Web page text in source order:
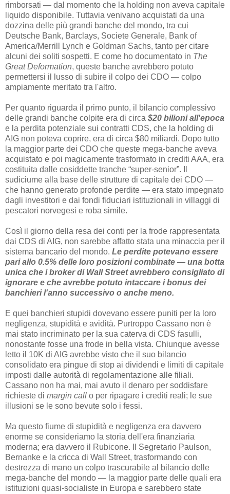
rimborsati — dal momento che la holding non aveva capitale
liquido disponibile. Tuttavia venivano acquistati da una
dozzina delle più grandi banche del mondo, tra cui
Deutsche Bank, Barclays, Societe Generale, Bank of
America/Merrill Lynch e Goldman Sachs, tanto per citare
alcuni dei soliti sospetti. E come ho documentato in The
Great Deformation, queste banche avrebbero potuto
permettersi il lusso di subire il colpo dei CDO — colpo
ampiamente meritato tra l'altro.
Per quanto riguarda il primo punto, il bilancio complessivo
delle grandi banche colpite era di circa $20 bilioni all'epoca
e la perdita potenziale sui contratti CDS, che la holding di
AIG non poteva coprire, era di circa $80 miliardi. Dopo tutto
la maggior parte dei CDO che queste mega-banche aveva
acquistato e poi magicamente trasformato in crediti AAA, era
costituita dalle cosiddette tranche “super-senior”. Il
sudiciume alla base delle strutture di capitale dei CDO —
che hanno generato profonde perdite — era stato impegnato
dagli investitori e dai fondi fiduciari istituzionali in villaggi di
pescatori norvegesi e roba simile.
Così il giorno della resa dei conti per la frode rappresentata
dai CDS di AIG, non sarebbe affatto stata una minaccia per il
sistema bancario del mondo. Le perdite potevano essere
pari allo 0.5% delle loro posizioni combinate — una botta
unica che i broker di Wall Street avrebbero consigliato di
ignorare e che avrebbe potuto intaccare i bonus dei
banchieri l'anno successivo o anche meno.
E quei banchieri stupidi dovevano essere puniti per la loro
negligenza, stupidità e avidità. Purtroppo Cassano non è
mai stato incriminato per la sua caterva di CDS fasulli,
nonostante fosse una frode in bella vista. Chiunque avesse
letto il 10K di AIG avrebbe visto che il suo bilancio
consolidato era pingue di stop ai dividendi e limiti di capitale
imposti dalle autorità di regolamentazione alle filiali.
Cassano non ha mai, mai avuto il denaro per soddisfare
richieste di margin call o per ripagare i crediti reali; le sue
illusioni se le sono bevute solo i fessi.
Ma questo fiume di stupidità e negligenza era davvero
enorme se consideriamo la storia dell'era finanziaria
moderna; era davvero il Rubicone. Il Segretario Paulson,
Bernanke e la cricca di Wall Street, trasformando con
destrezza di mano un colpo trascurabile al bilancio delle
mega-banche del mondo — la maggior parte delle quali era
istituzioni quasi-socialiste in Europa e sarebbero state